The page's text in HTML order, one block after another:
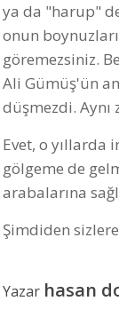
ya da "harup"
onun
göremezsiniz.
Ali Gümüş'ün
düşmezdi. Aynı
Evet, o yıllarda
gölgeme de
arabalarına
Şimdiden
Yazar hasan